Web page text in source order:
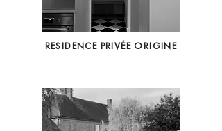
RESIDENCE PRIVÉE ORIGINE